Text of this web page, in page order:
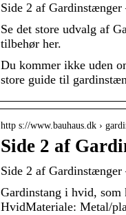
Side 2 af
Se det store udvalg af
tilbehør her.
Du kommer ikke uden
store guide til
http s://www.bauhaus.dk ›
Side 2 af
Side 2 af
Gardinstang i hvid,
HvidMateriale: Metal/